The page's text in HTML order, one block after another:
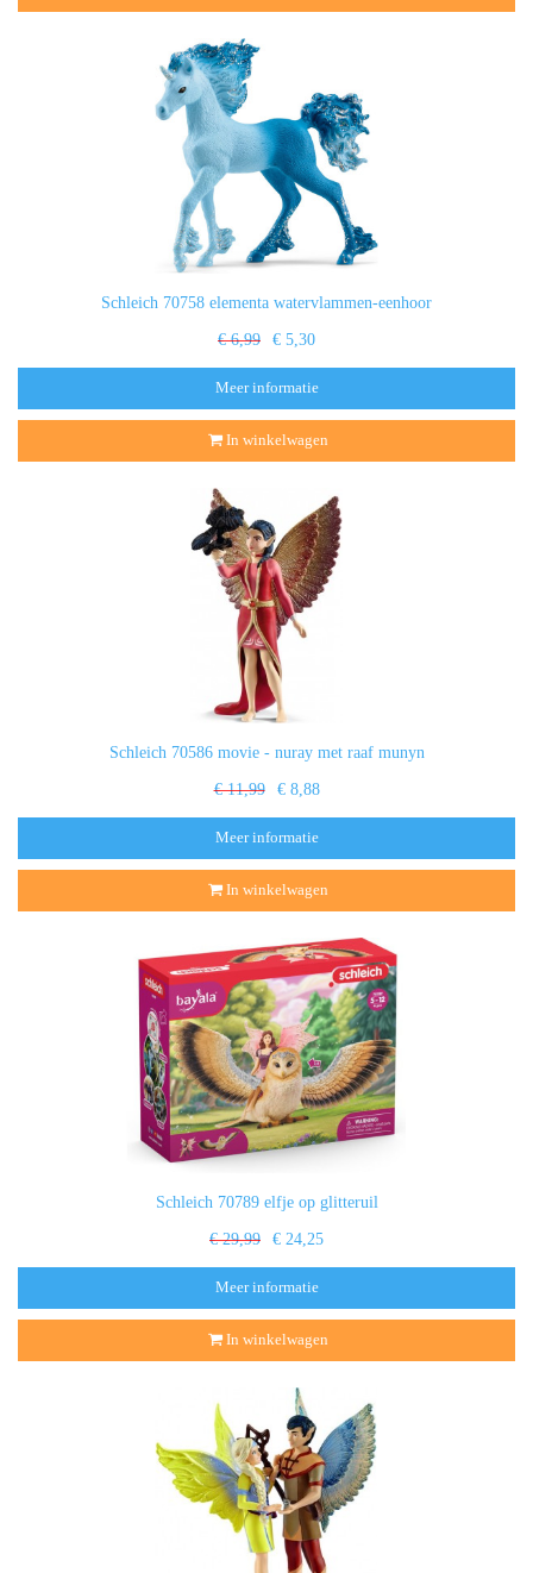
Schleich 70758 elementa watervlammen-eenhoor
€ 6,99 € 5,30
Meer informatie
In winkelwagen
Schleich 70586 movie - nuray met raaf munyn
€ 11,99 € 8,88
Meer informatie
In winkelwagen
Schleich 70789 elfje op glitteruil
€ 29,99 € 24,25
Meer informatie
In winkelwagen